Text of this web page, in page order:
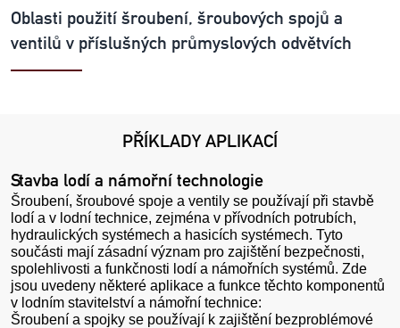
Oblasti použití šroubení, šroubových spojů a
ventilů v příslušných průmyslových odvětvích
PŘÍKLADY APLIKACÍ
Stavba lodí a námořní technologie
Šroubení, šroubové spoje a ventily se používají při stavbě
lodí a v lodní technice, zejména v přívodních potrubích,
hydraulických systémech a hasicích systémech. Tyto
součásti mají zásadní význam pro zajištění bezpečnosti,
spolehlivosti a funkčnosti lodí a námořních systémů. Zde
jsou uvedeny některé aplikace a funkce těchto komponentů
v lodním stavitelství a námořní technice:
Šroubení a spojky se používají k zajištění bezproblémové